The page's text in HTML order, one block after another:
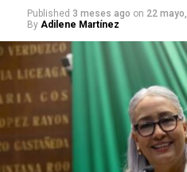
Published 3 meses ago on 22
By Adilene Martínez